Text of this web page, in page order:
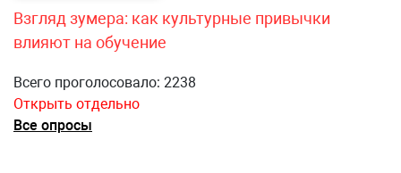
Взгляд зумера: как культурные привычки
влияют на обучение
Всего проголосовало: 2238
Открыть отдельно
Все опросы